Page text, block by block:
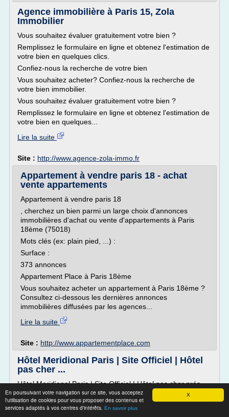
X
En poursuivant votre navigation sur ce site, vous acceptez
l'utilisation de cookies pour vous proposer des contenus et
services adaptés à vos centres d'intérêts. En savoir plus
Agence immobilière à Paris 15, Zola
Immobilier
Vous souhaitez évaluer gratuitement votre bien ?
Remplissez le formulaire en ligne et obtenez l'estimation de
votre bien en quelques clics.
Confiez-nous la recherche de votre bien
Vous souhaitez acheter? Confiez-nous la recherche de
votre bien immobilier.
Vous souhaitez évaluer gratuitement votre bien ?
Remplissez le formulaire en ligne et obtenez l'estimation de
votre bien en quelques...
Lire la suite
Site : http://www.agence-zola-immo.fr
Appartement à vendre paris 18 - achat
vente appartements
Appartement à vendre paris 18
, cherchez un bien parmi un large choix d'annonces
immobilières d'achat ou vente d'appartements à Paris
18ème (75018)
Mots clés (ex: plain pied, ...) :
Surface :
373 annonces
Appartement Place à Paris 18ème
Vous souhaitez acheter un appartement à Paris 18ème ?
Consultez ci-dessous les dernières annonces
immobilières diffusées par les agences...
Lire la suite
Site : http://www.appartementplace.com
Hôtel Meridional Paris | Site Officiel | Hôtel
pas cher ...
Hôtel Meridional Paris | Site Officiel | Hôtel pas cher prés
des Champs Elysées | Hotel Batignolles Paris 17
OFFRE SPECIALE HIVER 2017/2018